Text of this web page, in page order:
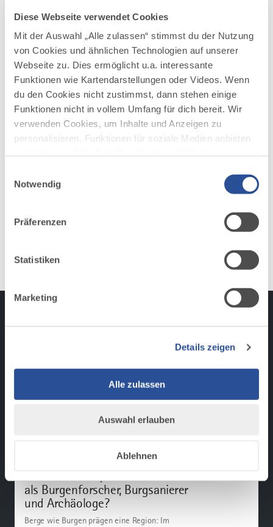
Diese Webseite verwendet Cookies
Mit der Auswahl „Alle zulassen“ stimmst du der Nutzung
von Cookies und ähnlichen Technologien auf unserer
Webseite zu. Dies ermöglicht u.a. interessante
Funktionen wie Kartendarstellungen oder Videos. Wenn
du den Cookies nicht zustimmst, dann stehen einige
Funktionen nicht in vollem Umfang für dich bereit. Wir
verwenden Cookies, um Inhalte und Anzeigen zu
personalisieren, Funktionen für soziale Medien anbieten
deiner Verwendung unserer Website an unsere Partner
möglicherweise mit weiteren Daten zusammen, die du
Nutzung der Dienste gesammelt haben.
Notwendig
Präferenzen
Statistiken
Marketing
Details zeigen
Alle zulassen
Auswahl erlauben
Ablehnen
©
Burgen und Schlösser im Allgäu
Zahlreiche Burgen, Ruinen, Schlösser sowie
Stadtbefestigungen sind Zeugen einer stolzen, mitunter auch
engen...
MEHR DAZU
Aus unserem Podcast-
Archiv
als Burgenforscher, Burgsanierer
und Archäologe?
Berge wie Burgen prägen eine Region: Im